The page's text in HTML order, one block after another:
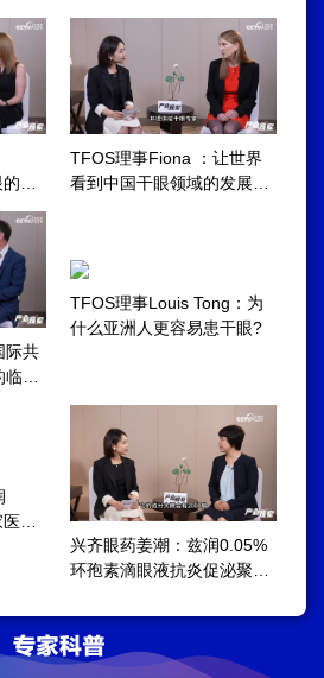
优
TFOS理事Fiona ：让世界
看到中国干眼领域的发展成
际共
床
TFOS理事Louis Tong：为
什么亚洲人更容易患干眼?
保
兴齐眼药姜潮：兹润0.05%
环孢素滴眼液抗炎促泌聚焦